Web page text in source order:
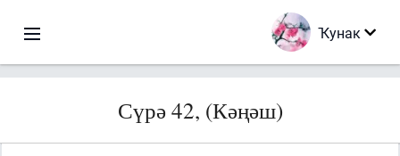
Ҡунак
Сүрә 42, (Кәңәш)